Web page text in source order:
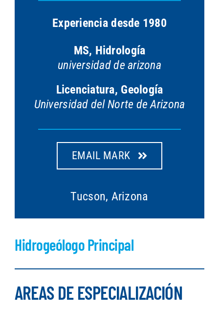
Hidrogeólogo Principal
AREAS DE ESPECIALIZACIÓN
Experiencia desde 1980
MS, Hidrología
universidad de arizona
Licenciatura, Geología
Universidad del Norte de Arizona
EMAIL MARK
Tucson, Arizona